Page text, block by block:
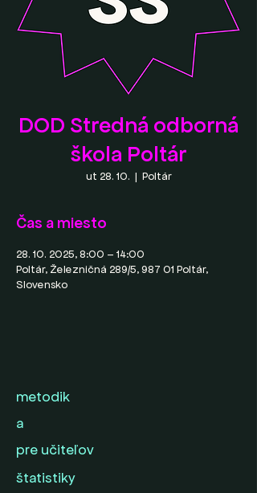
DOD Stredná odborná
škola Poltár
ut 28. 10.
  |
Poltár
Čas a miesto
28. 10. 2025, 8:00 – 14:00
Poltár, Železničná 289/5, 987 01 Poltár,
Slovensko
metodik
a
pre učiteľov
štatistiky